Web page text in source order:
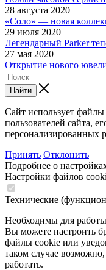
28 августа 2020
«Соло» — новая
29 июля 2020
Легендарный Parker
27 мая 2020
Открытие нового
Найти
Сайт использует файлы
пользователей сайта,
персонализированных
Принять Отклонить
Подробнее о
Настройки файлов
Технические
Необходимы для
Вы можете настроить
файлы cookie или
таком случае
работать.